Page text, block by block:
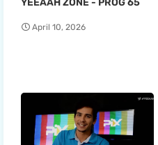
April 10, 2026